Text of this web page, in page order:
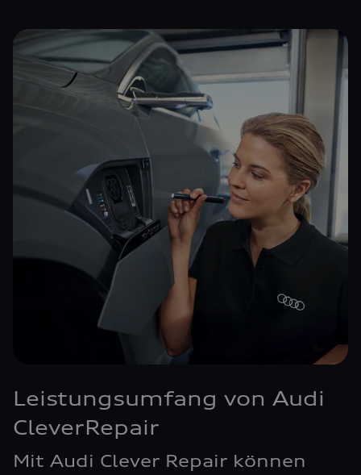
Leistungsumfang von Audi
CleverRepair
Mit Audi Clever Repair können